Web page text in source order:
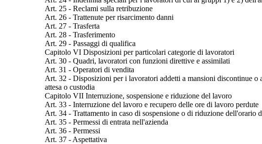
Art. 25 - Reclami sulla retribuzione
Art. 26 - Trattenute per risarcimento danni
Art. 27 - Trasferta
Art. 28 - Trasferimento
Art. 29 - Passaggi di qualifica
Capitolo VI Disposizioni per particolari categorie di lavoratori
Art. 30 - Quadri, lavoratori con funzioni direttive e assimilati
Art. 31 - Operatori di vendita
Art. 32 - Disposizioni per i lavoratori addetti a mansioni discontinue o
attesa o custodia
Capitolo VII Interruzione, sospensione e riduzione del lavoro
Art. 33 - Interruzione del lavoro e recupero delle ore di lavoro perdute
Art. 34 - Trattamento in caso di sospensione o di riduzione dell'orario
Art. 35 - Permessi di entrata nell'azienda
Art. 36 - Permessi
Art. 37 - Aspettativa